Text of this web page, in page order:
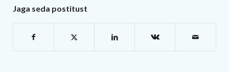
Jaga seda postitust